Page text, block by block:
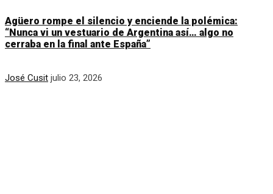
Agüero rompe el silencio y enciende la polémica:
“Nunca vi un vestuario de Argentina así… algo no
cerraba en la final ante España”
José Cusit julio 23, 2026